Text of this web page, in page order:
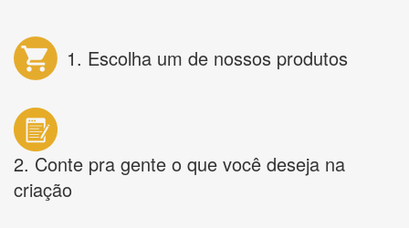
1. Escolha um de nossos produtos
2. Conte pra gente o que você deseja na
criação